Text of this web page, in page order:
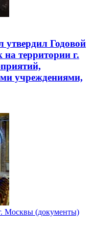
Годовой
территории г.
учреждениями,
Москвы (документы)